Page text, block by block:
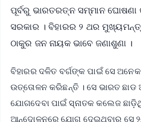
ପୂର୍ବରୁ ଭାରତରତ୍ନ ସମ୍ମାନ
ସରକାର । ବିହାରର ୨ ଥର
ଠାକୁର ଜନ ନାୟକ ଭାବେ ଜଣାଶୁଣା ।
ବିହାରର ଦଳିତ ବର୍ଗଙ୍କ ପାଇଁ ସେ
ଉତ୍ତୋଳନ କରିଛନ୍ତି । ସେ ଭାରତ
ଯୋଗଦେବା ପାଇଁ ସ୍ନାତକ କଲେଜ
ଆନ୍ଦୋଳନରେ ଯୋଗ ଦେଇଥିବାରୁ ସେ